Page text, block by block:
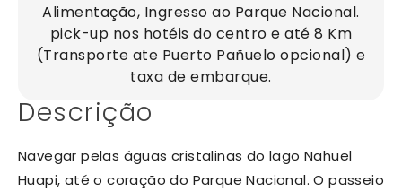
Alimentação, Ingresso ao Parque Nacional.
pick-up nos hotéis do centro e até 8 Km
(Transporte ate Puerto Pañuelo opcional) e
taxa de embarque.
Descrição
Navegar pelas águas cristalinas do lago Nahuel
Huapi, até o coração do Parque Nacional. O passeio